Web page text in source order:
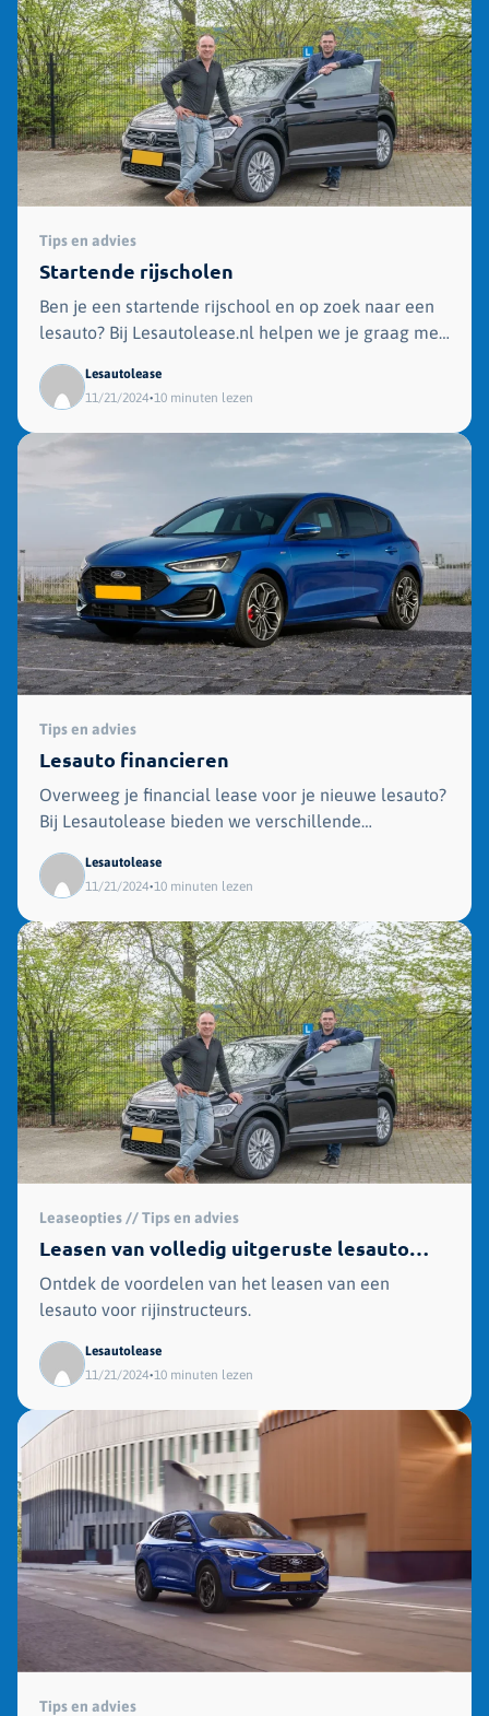
Tips en advies
Startende rijscholen
Ben je een startende rijschool en op zoek naar een
lesauto? Bij Lesautolease.nl helpen we je graag met
Lesautolease
11/21/2024•10 minuten lezen
Tips en advies
Lesauto financieren
Overweeg je financial lease voor je nieuwe lesauto?
Bij Lesautolease bieden we verschillende
lease, speciaal voor rijschoolhouders. Lees verder
voor meer informatie.
Lesautolease
11/21/2024•10 minuten lezen
Leaseopties // Tips en advies
Leasen van volledig uitgeruste lesauto
voor rijinstructeurs
Ontdek de voordelen van het leasen van een
lesauto voor rijinstructeurs.
Lesautolease
11/21/2024•10 minuten lezen
Tips en advies